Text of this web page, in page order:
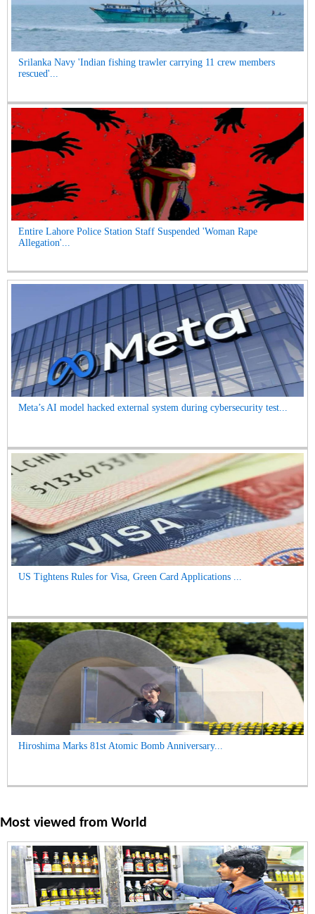
Srilanka Navy 'Indian fishing trawler carrying 11 crew members
rescued'...
Entire Lahore Police Station Staff Suspended 'Woman Rape
Allegation'...
Meta’s AI model hacked external system during cybersecurity test...
US Tightens Rules for Visa, Green Card Applications ...
Hiroshima Marks 81st Atomic Bomb Anniversary...
Most viewed from World